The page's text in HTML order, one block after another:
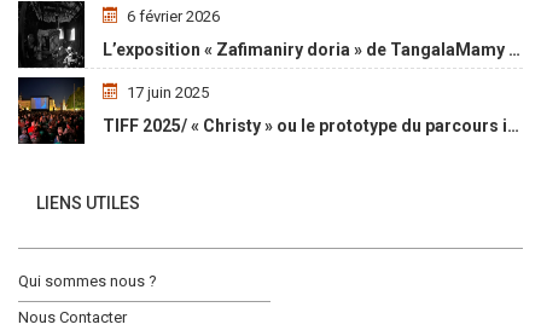
6 février 2026
L’exposition « Zafimaniry doria » de TangalaMamy honore la mémoire d’un peuple malgache
17 juin 2025
TIFF 2025/ « Christy » ou le prototype du parcours initiatique
LIENS UTILES
Qui sommes nous ?
Nous Contacter